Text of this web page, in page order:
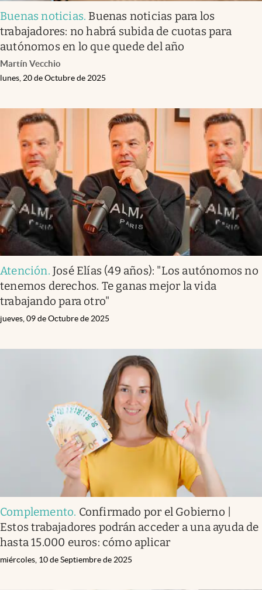
Buenas noticias. Buenas noticias para los
trabajadores: no habrá subida de cuotas para
autónomos en lo que quede del año
Martín Vecchio
lunes, 20 de Octubre de 2025
Atención.José Elías (49 años): "Los autónomos no
tenemos derechos. Te ganas mejor la vida
trabajando para otro"
jueves, 09 de Octubre de 2025
Complemento. Confirmado por el Gobierno |
Estos trabajadores podrán acceder a una ayuda de
hasta 15.000 euros: cómo aplicar
miércoles, 10 de Septiembre de 2025